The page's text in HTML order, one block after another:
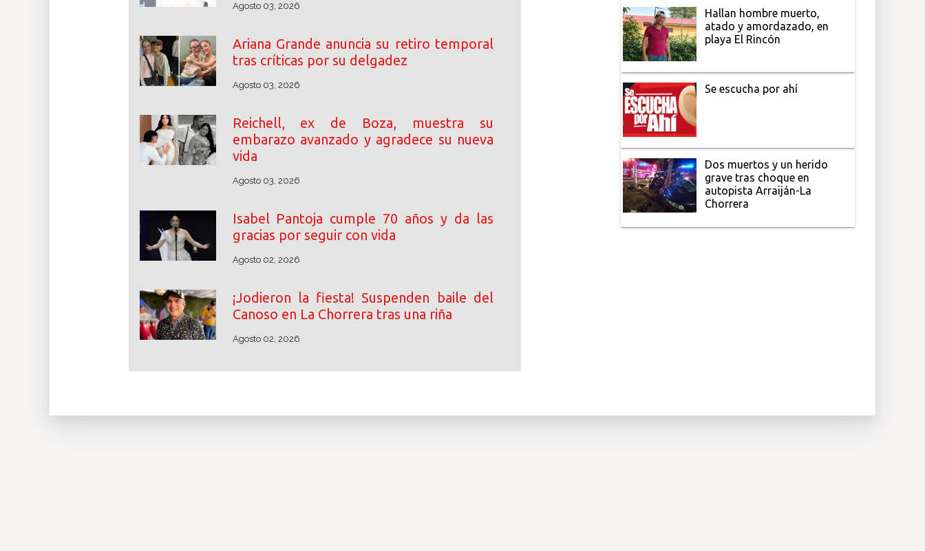
Agosto 03, 2026
Ariana Grande anuncia su retiro temporal
tras críticas por su delgadez
Agosto 03, 2026
Reichell, ex de Boza, muestra su
embarazo avanzado y agradece su nueva
vida
Agosto 03, 2026
Isabel Pantoja cumple 70 años y da las
gracias por seguir con vida
Agosto 02, 2026
¡Jodieron la fiesta! Suspenden baile del
Canoso en La Chorrera tras una riña
Agosto 02, 2026
Hallan hombre muerto,
atado y amordazado, en
playa El Rincón
Se escucha por ahí
Dos muertos y un herido
grave tras choque en
autopista Arraiján-La
Chorrera